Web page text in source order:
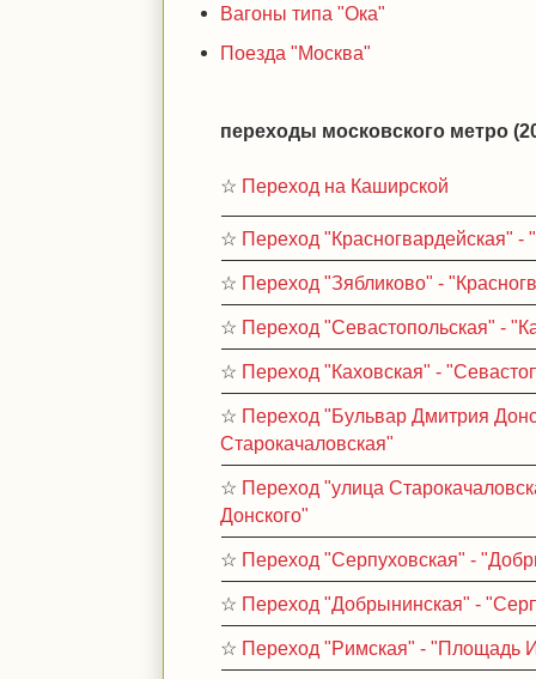
Вагоны типа "Ока"
Поезда "Москва"
переходы московского метро
☆ Переход на Каширской
☆ Переход "Красногвардейская" -
☆ Переход "Зябликово" -
☆ Переход "Севастопольская" -
☆ Переход "Каховская" -
☆ Переход "Бульвар Дмитрия
Старокачаловская"
☆ Переход "улица
Донского"
☆ Переход "Серпуховская" -
☆ Переход "Добрынинская" -
☆ Переход "Римская" - "Площадь